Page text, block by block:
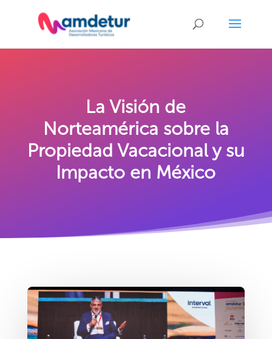
La Visión de
Norteamérica sobre la
Propiedad Vacacional y su
Impacto en México